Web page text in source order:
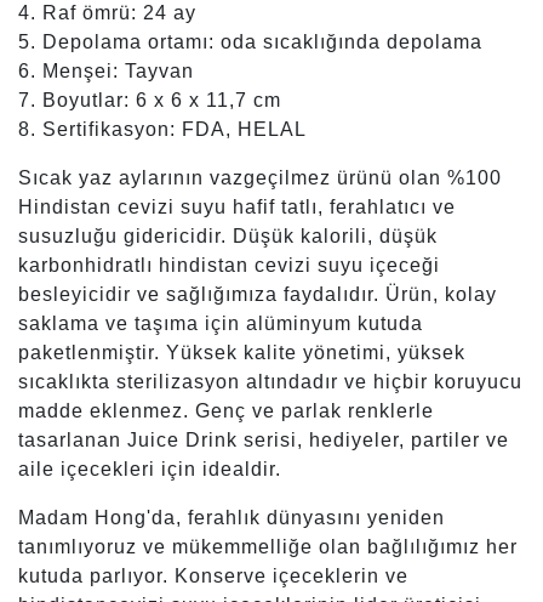
4. Raf ömrü: 24 ay
5. Depolama ortamı: oda sıcaklığında depolama
6. Menşei: Tayvan
7. Boyutlar: 6 x 6 x 11,7 cm
8. Sertifikasyon: FDA, HELAL
Sıcak yaz aylarının vazgeçilmez ürünü olan %100
Hindistan cevizi suyu hafif tatlı, ferahlatıcı ve
susuzluğu gidericidir. Düşük kalorili, düşük
karbonhidratlı hindistan cevizi suyu içeceği
besleyicidir ve sağlığımıza faydalıdır. Ürün, kolay
saklama ve taşıma için alüminyum kutuda
paketlenmiştir. Yüksek kalite yönetimi, yüksek
sıcaklıkta sterilizasyon altındadır ve hiçbir koruyucu
madde eklenmez. Genç ve parlak renklerle
tasarlanan Juice Drink serisi, hediyeler, partiler ve
aile içecekleri için idealdir.
Madam Hong'da, ferahlık dünyasını yeniden
tanımlıyoruz ve mükemmelliğe olan bağlılığımız her
kutuda parlıyor. Konserve içeceklerin ve